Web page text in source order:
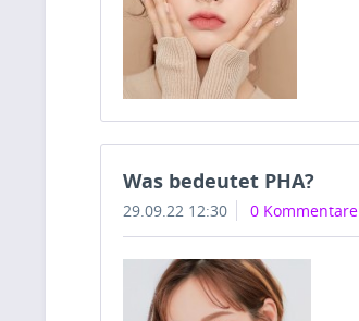
Was bedeutet PHA?
29.09.22 12:30 0 Kommentare